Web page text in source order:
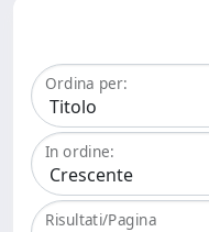
Ordina per:
In ordine:
Risultati/Pagina